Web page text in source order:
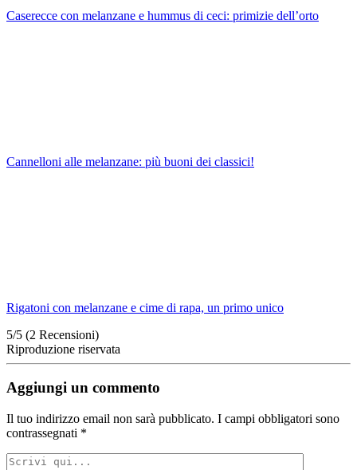
Caserecce con melanzane e hummus di ceci: primizie dell’orto
Cannelloni alle melanzane: più buoni dei classici!
Rigatoni con melanzane e cime di rapa, un primo unico
5/5 (2 Recensioni)
Riproduzione riservata
Aggiungi un commento
Il tuo indirizzo email non sarà pubblicato. I campi obbligatori sono
contrassegnati *